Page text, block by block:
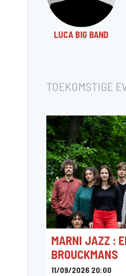
LUCA BIG BAND
TOEKOMSTIGE
MARNI JAZZ :
BROUCKMANS
11/09/2026 20:00